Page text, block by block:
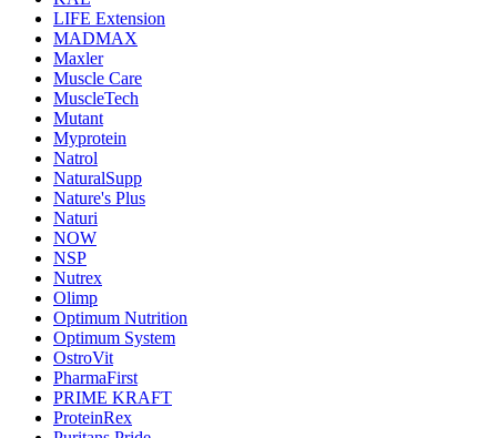
LIFE Extension
MADMAX
Maxler
Muscle Care
MuscleTech
Mutant
Myprotein
Natrol
NaturalSupp
Nature's Plus
Naturi
NOW
NSP
Nutrex
Olimp
Optimum Nutrition
Optimum System
OstroVit
PharmaFirst
PRIME KRAFT
ProteinRex